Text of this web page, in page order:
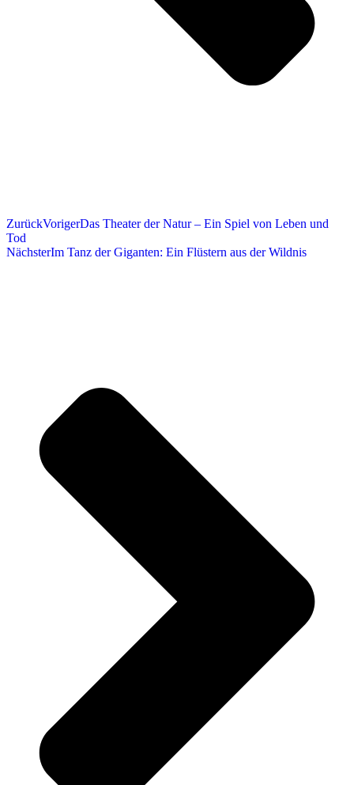
ZurückVorigerDas Theater der Natur – Ein Spiel von Leben und
Tod
NächsterIm Tanz der Giganten: Ein Flüstern aus der Wildnis